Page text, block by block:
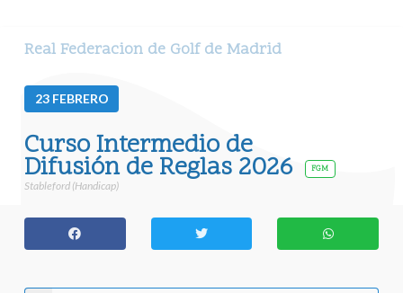
Real Federacion de Golf de Madrid
23 FEBRERO
Curso Intermedio de
Difusión de Reglas 2026 FGM
Stableford (Handicap)